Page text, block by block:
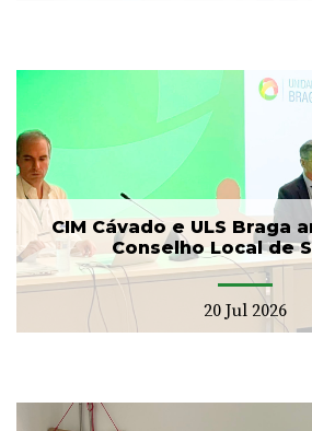
CIM Cávado e ULS Braga
Conselho Local de
20 Jul 2026